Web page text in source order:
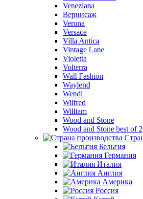
Veneziana
Вернисаж
Verona
Versace
Villa Antica
Vintage Lane
Violetta
Volterra
Wall Fashion
Waylend
Wendi
Wilfred
William
Wood and Stone
Wood and Stone best of 2
Бельгия
Германия
Италия
Англия
Америка
Россия